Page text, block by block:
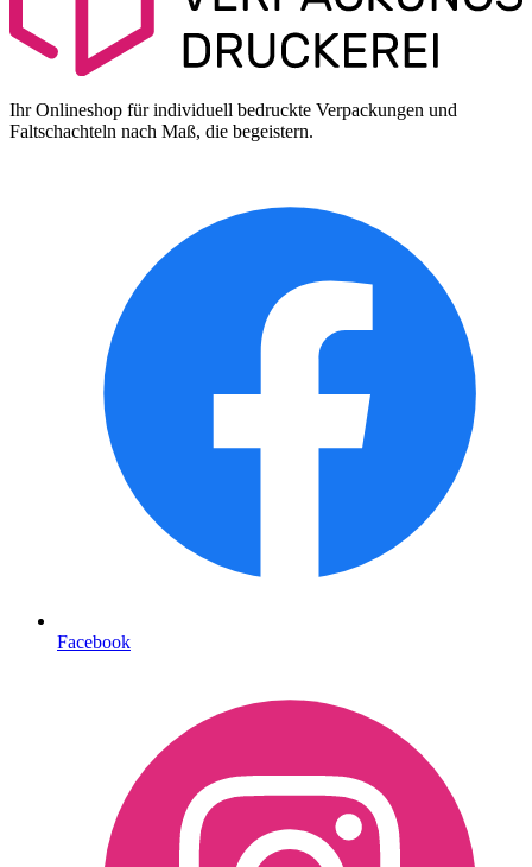
Ihr Onlineshop für individuell bedruckte Verpackungen und
Faltschachteln nach Maß, die begeistern.
Facebook